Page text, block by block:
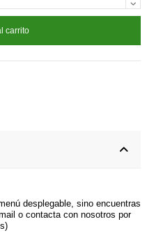
carrito
desplegable, sino encuentras
o contacta con nosotros por